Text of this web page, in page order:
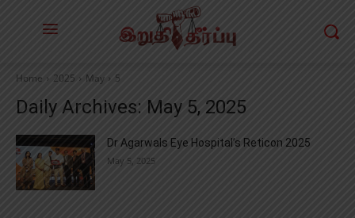
Home 2025 May 5
Daily Archives: May 5, 2025
Dr Agarwals Eye Hospital’s Reticon 2025
May 5, 2025